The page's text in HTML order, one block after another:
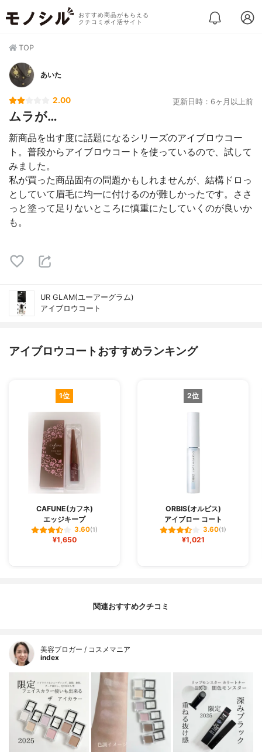
おすすめ商品がもらえる
クチコミポイ活サイト
TOP
あいた
2.00 更新日時：6ヶ月以上前
ムラが…
新商品を出す度に話題になるシリーズのアイブロウコー
ト。普段からアイブロウコートを使っているので、試して
みました。
私が買った商品固有の問題かもしれませんが、結構ドロっ
としていて眉毛に均一に付けるのが難しかったです。ささ
っと塗って足りないところに慎重にたしていくのが良いか
も。
UR GLAM(ユーアーグラム)
アイブロウコート
アイブロウコートおすすめランキング
1位
CAFUNE(カフネ)
エッジキープ
3.60(1)
¥1,650
2位
ORBIS(オルビス)
アイブロー コート
3.60(1)
¥1,021
関連おすすめクチコミ
美容ブロガー / コスメマニア
index